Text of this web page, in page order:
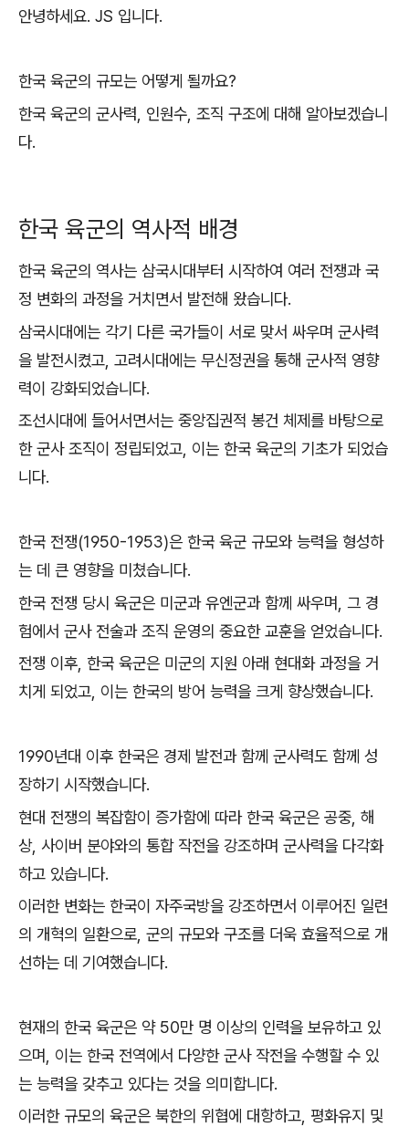
안녕하세요. JS 입니다.
한국 육군의 규모는 어떻게 될까요?
한국 육군의 군사력, 인원수, 조직 구조에 대해 알아보겠습니
다.
한국 육군의 역사적 배경
한국 육군의 역사는 삼국시대부터 시작하여 여러 전쟁과 국
정 변화의 과정을 거치면서 발전해 왔습니다.
삼국시대에는 각기 다른 국가들이 서로 맞서 싸우며 군사력
을 발전시켰고, 고려시대에는 무신정권을 통해 군사적 영향
력이 강화되었습니다.
조선시대에 들어서면서는 중앙집권적 봉건 체제를 바탕으로
한 군사 조직이 정립되었고, 이는 한국 육군의 기초가 되었습
니다.
한국 전쟁(1950-1953)은 한국 육군 규모와 능력을 형성하
는 데 큰 영향을 미쳤습니다.
한국 전쟁 당시 육군은 미군과 유엔군과 함께 싸우며, 그 경
험에서 군사 전술과 조직 운영의 중요한 교훈을 얻었습니다.
전쟁 이후, 한국 육군은 미군의 지원 아래 현대화 과정을 거
치게 되었고, 이는 한국의 방어 능력을 크게 향상했습니다.
1990년대 이후 한국은 경제 발전과 함께 군사력도 함께 성
장하기 시작했습니다.
현대 전쟁의 복잡함이 증가함에 따라 한국 육군은 공중, 해
상, 사이버 분야와의 통합 작전을 강조하며 군사력을 다각화
하고 있습니다.
이러한 변화는 한국이 자주국방을 강조하면서 이루어진 일련
의 개혁의 일환으로, 군의 규모와 구조를 더욱 효율적으로 개
선하는 데 기여했습니다.
현재의 한국 육군은 약 50만 명 이상의 인력을 보유하고 있
으며, 이는 한국 전역에서 다양한 군사 작전을 수행할 수 있
는 능력을 갖추고 있다는 것을 의미합니다.
이러한 규모의 육군은 북한의 위협에 대항하고, 평화유지 및